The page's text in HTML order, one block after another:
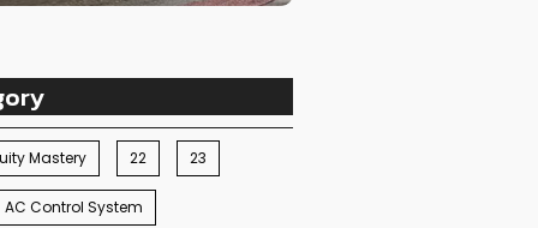
Mastery 22 23
AC Control System